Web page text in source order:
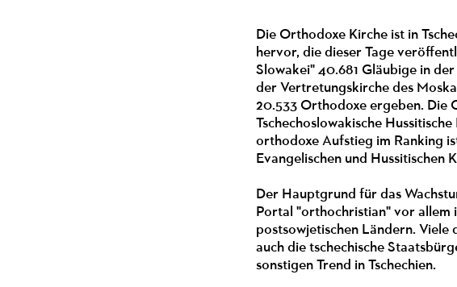
Die Orthodoxe Kirche ist in
hervor, die dieser Tage
Slowakei" 40.681 Gläubige in
der Vertretungskirche des
20.533 Orthodoxe ergeben. Die
Tschechoslowakische
orthodoxe Aufstieg im Ranking
Evangelischen und Hussitischen
Der Hauptgrund für das
Portal "orthochristian" vor allem
postsowjetischen Ländern. Viele
auch die tschechische
sonstigen Trend in Tschechien.